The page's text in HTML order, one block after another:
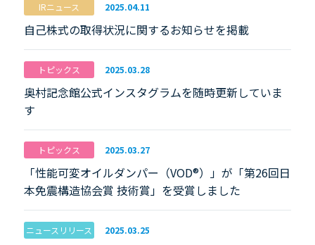
IRニュース 2025.04.11
自己株式の取得状況に関するお知らせを掲載
トピックス 2025.03.28
奥村記念館公式インスタグラムを随時更新していま
す
トピックス 2025.03.27
「性能可変オイルダンパー（VOD®）」が「第26回日
本免震構造協会賞 技術賞」を受賞しました
ニュースリリース 2025.03.25